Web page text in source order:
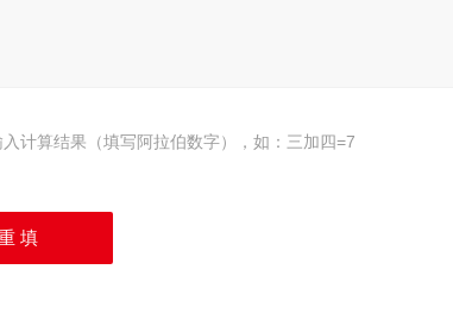
入计算结果（填写阿拉伯数字），如：三加四=7